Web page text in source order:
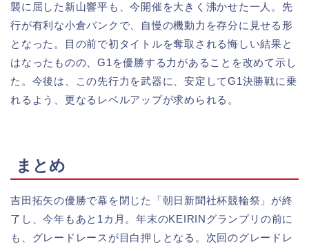
襲に屈した新山響平も、今開催を大きく沸かせた一人。先
行が有利な小倉バンクで、自慢の機動力を存分に見せる形
となった。目の前で初タイトルを奪取される悔しい結果と
はなったものの、G1を優勝する力があることを改めて示し
た。今後は、この先行力を武器に、安定してG1決勝戦に乗
れるよう、更なるレベルアップが求められる。
まとめ
吉田拓矢の優勝で幕を閉じた「朝日新聞社杯競輪祭」が終
了し、今年もあと1カ月。年末のKEIRINグランプリの前に
も、グレードレースが目白押しとなる。次回のグレードレ